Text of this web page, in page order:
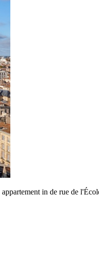
in de rue de